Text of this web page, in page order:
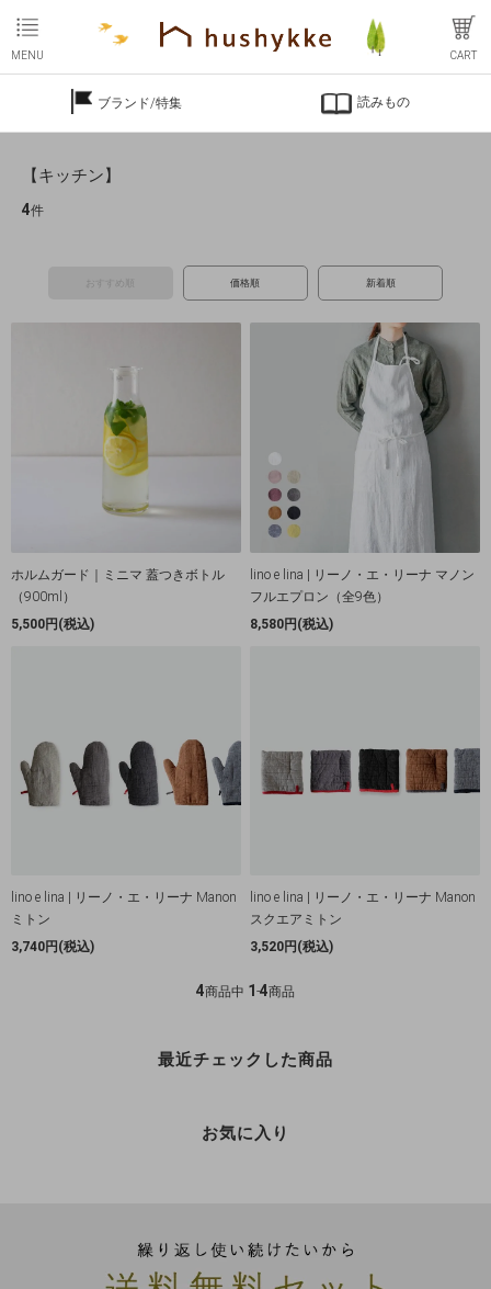
MENU CART
ブランド/特集 読みもの
【キッチン】
4件
おすすめ順 価格順 新着順
ホルムガード｜ミニマ 蓋つきボトル
（900ml）
5,500円(税込)
lino e lina | リーノ・エ・リーナ マノン
フルエプロン（全9色）
8,580円(税込)
lino e lina | リーノ・エ・リーナ Manon
ミトン
3,740円(税込)
lino e lina | リーノ・エ・リーナ Manon
スクエアミトン
3,520円(税込)
4商品中 1 -4商品
最近チェックした商品
お気に入り